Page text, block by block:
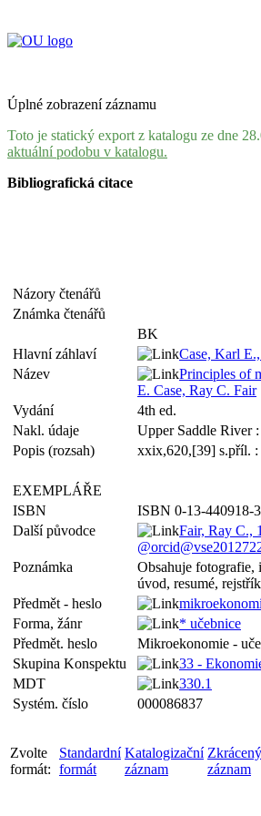
Úplné zobrazení záznamu
Toto je statický export z katalogu ze dne
aktuální podobu v katalogu.
Bibliografická citace
Názory čtenářů
Známka čtenářů
BK
Hlavní záhlaví
Case, Karl
Název
Principles of
E. Case, Ray C. Fair
Vydání
4th ed.
Nakl. údaje
Upper Saddle River
Popis (rozsah)
xxix,620,[39] s.příl. :
EXEMPLÁŘE
ISBN
ISBN 0-13-440918-
Další původce
Fair, Ray C.,
Poznámka
Obsahuje fotografie,
úvod, resumé, rejstřík
Předmět - heslo
Forma, žánr
* učebnice
Předmět. heslo
Mikroekonomie -
Skupina Konspektu
33 -
MDT
330.1
Systém. číslo
000086837
Zvolte
formát:
Standardní
formát
Katalogizační
záznam
Zkrácený
záznam